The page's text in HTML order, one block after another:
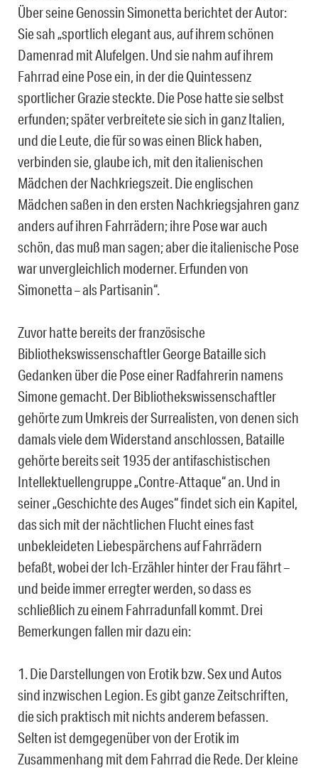
Über seine Genossin Simonetta berichtet der Autor:
Sie sah „sportlich elegant aus, auf ihrem schönen
Damenrad mit Alufelgen. Und sie nahm auf ihrem
Fahrrad eine Pose ein, in der die Quintessenz
sportlicher Grazie steckte. Die Pose hatte sie selbst
erfunden; später verbreitete sie sich in ganz Italien,
und die Leute, die für so was einen Blick haben,
verbinden sie, glaube ich, mit den italienischen
Mädchen der Nachkriegszeit. Die englischen
Mädchen saßen in den ersten Nachkriegsjahren ganz
anders auf ihren Fahrrädern; ihre Pose war auch
schön, das muß man sagen; aber die italienische Pose
war unvergleichlich moderner. Erfunden von
Simonetta – als Partisanin“.
Zuvor hatte bereits der französische
Bibliothekswissenschaftler George Bataille sich
Gedanken über die Pose einer Radfahrerin namens
Simone gemacht. Der Bibliothekswissenschaftler
gehörte zum Umkreis der Surrealisten, von denen sich
damals viele dem Widerstand anschlossen, Bataille
gehörte bereits seit 1935 der antifaschistischen
Intellektuellengruppe „Contre-Attaque“ an. Und in
seiner „Geschichte des Auges“ findet sich ein Kapitel,
das sich mit der nächtlichen Flucht eines fast
unbekleideten Liebespärchens auf Fahrrädern
befaßt, wobei der Ich-Erzähler hinter der Frau fährt –
und beide immer erregter werden, so dass es
schließlich zu einem Fahrradunfall kommt. Drei
Bemerkungen fallen mir dazu ein:
1. Die Darstellungen von Erotik bzw. Sex und Autos
sind inzwischen Legion. Es gibt ganze Zeitschriften,
die sich praktisch mit nichts anderem befassen.
Selten ist demgegenüber von der Erotik im
Zusammenhang mit dem Fahrrad die Rede. Der kleine